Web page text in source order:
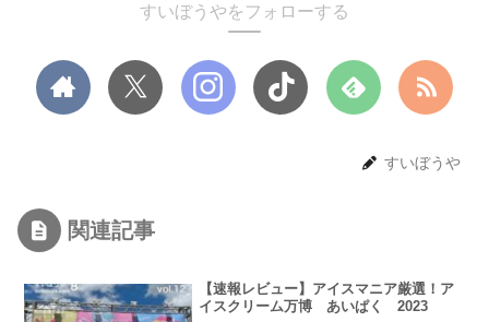
すいぼうやをフォローする
すいぼうや
関連記事
【速報レビュー】アイスマニア厳選！ア
イスクリーム万博 あいぱく 2023